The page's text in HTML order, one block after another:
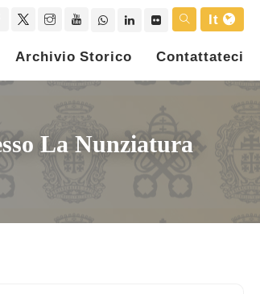
It
Archivio Storico Contattateci
La Nunziatura